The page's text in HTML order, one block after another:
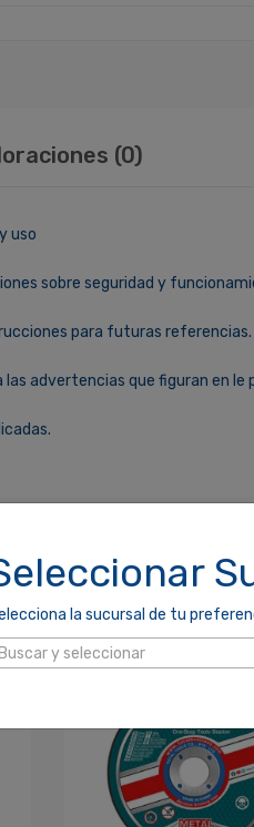
la sucursal de tu
Buscar y seleccionar
(0)
uso
sobre seguridad y
para futuras referencias.
las advertencias que figuran en